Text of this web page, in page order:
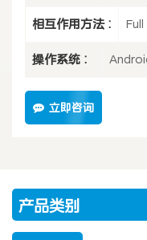
相互作用方法 :
操作系统 :
立即咨询
产品类别